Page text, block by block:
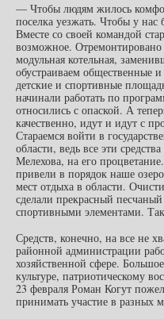
— Чтобы людям жилось
поселка уезжать. Чтобы у
Вместе со своей командой
возможное.
модульная котельная,
обустраиваем общественные
детские и спортивные
начинали работать по
относились с опаской. А
качественно, идут и идут с
Стараемся войти в
области, ведь все эти
Мелехова, на его
привели в порядок наше
мест отдыха в области.
сделали прекрасный
спортивными элементами.
Средств, конечно, на все не
районной администрации
хозяйственной сфере.
культуре, патриотическому
23 февраля Роман Когут
принимать участие в разных